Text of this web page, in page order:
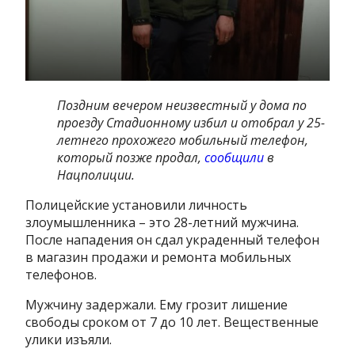
Поздним вечером неизвестный у дома по
проезду Стадионному избил и отобрал у 25-
летнего прохожего мобильный телефон,
который позже продал,сообщилив
Нацполиции.
Полицейские установили личность
злоумышленника – это 28-летний мужчина.
После нападения он сдал украденный телефон
в магазин продажи и ремонта мобильных
телефонов.
Мужчину задержали. Ему грозит лишение
свободы сроком от 7 до 10 лет. Вещественные
улики изъяли.